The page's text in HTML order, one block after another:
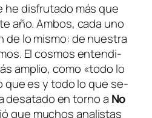
he dis­fru­ta­do más que
año. Ambos, ca­da uno
de lo mis­mo: de nues­tra
El cos­mos en­ten­di­
am­plio, co­mo «to­do lo
que es y to­do lo que se­
des­ata­do en torno a No
que mu­chos ana­lis­tas